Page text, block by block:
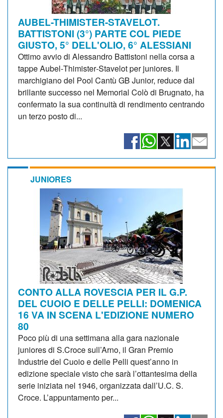
AUBEL-THIMISTER-STAVELOT.
BATTISTONI (3°) PARTE COL PIEDE
GIUSTO, 5° DELL'OLIO, 6° ALESSIANI
Ottimo avvio di Alessandro Battistoni nella corsa a
tappe Aubel‑Thimister‑Stavelot per juniores. Il
marchigiano del Pool Cantù GB Junior, reduce dal
brillante successo nel Memorial Colò di Brugnato, ha
confermato la sua continuità di rendimento centrando
un terzo posto di...
JUNIORES
CONTO ALLA ROVESCIA PER IL G.P.
DEL CUOIO E DELLE PELLI: DOMENICA
16 VA IN SCENA L'EDIZIONE NUMERO
80
Poco più di una settimana alla gara nazionale
juniores di S.Croce sull’Arno, il Gran Premio
Industrie del Cuoio e delle Pelli quest’anno in
edizione speciale visto che sarà l’ottantesima della
serie iniziata nel 1946, organizzata dall’U.C. S.
Croce. L’appuntamento per...